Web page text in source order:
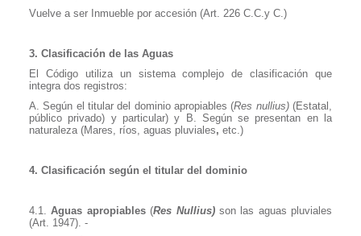
Vuelve a ser Inmueble por accesión (Art. 226 C.C.y C.)
3. Clasificación de las Aguas
El Código utiliza un sistema complejo de clasificación que
integra dos registros:
A. Según el titular del dominio apropiables (Res nullius)(Estatal,
público privado) y particular) y B. Según se presentan en la
naturaleza (Mares, ríos, aguas pluviales, etc.)
4. Clasificación según el titular del dominio
4.1.Aguas apropiables(Res Nullius)son las aguas pluviales
(Art. 1947). -